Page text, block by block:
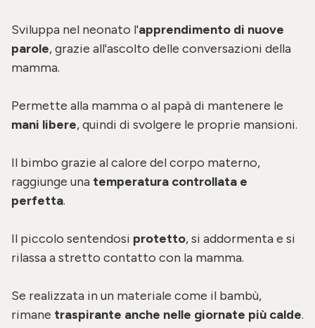
Sviluppa nel neonato l'apprendimento di nuove
parole, grazie all'ascolto delle conversazioni della
mamma.
Permette alla mamma o al papà di mantenere le
mani libere, quindi di svolgere le proprie mansioni.
Il bimbo grazie al calore del corpo materno,
raggiunge una temperatura controllata e
perfetta.
Il piccolo sentendosi protetto, si addormenta e si
rilassa a stretto contatto con la mamma.
Se realizzata in un materiale come il bambù,
rimane traspirante anche nelle giornate più calde.